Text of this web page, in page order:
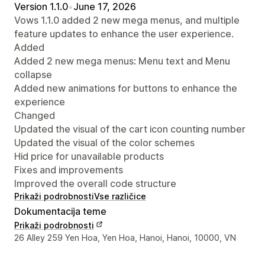
Version 1.1.0•June 17, 2026
Vows 1.1.0 added 2 new mega menus, and multiple
feature updates to enhance the user experience.
Added
Added 2 new mega menus: Menu text and Menu
collapse
Added new animations for buttons to enhance the
experience
Changed
Updated the visual of the cart icon counting number
Updated the visual of the color schemes
Hid price for unavailable products
Fixes and improvements
Improved the overall code structure
Prikaži podrobnostiVse različice
Dokumentacija teme
Prikaži podrobnosti
Podatki za stik z oblikovalcem
26 Alley 259 Yen Hoa, Yen Hoa, Hanoi, Hanoi, 10000, VN